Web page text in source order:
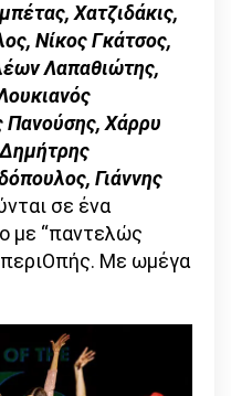
Χατζιδάκις,
Νίκος Γκάτσος,
Λαπαθιώτης,
Πανούσης, Χάρρυ
Γιάννης
σε ένα
με “παντελώς
περιΟπής. Με ωμέγα